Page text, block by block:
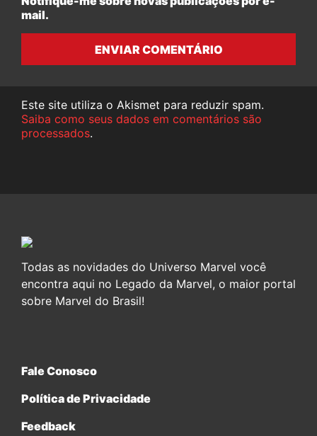
mail.
ENVIAR COMENTÁRIO
Este site utiliza o Akismet para reduzir spam.
Saiba como seus dados em comentários são
processados.
Todas as novidades do Universo Marvel você
encontra aqui no Legado da Marvel, o maior portal
sobre Marvel do Brasil!
Fale Conosco
Política de Privacidade
Feedback